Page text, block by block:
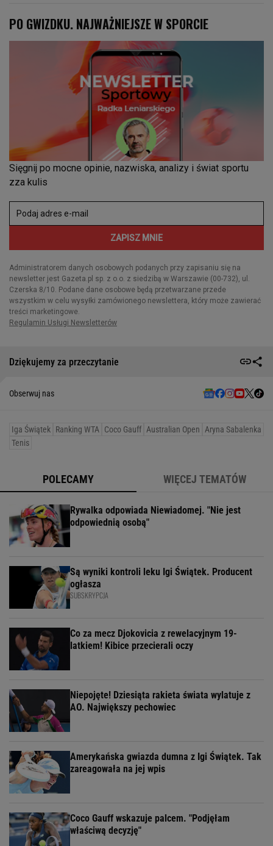
Dziękujemy za przeczytanie
Obserwuj nas
Iga Świątek Ranking WTA Coco Gauff Australian Open Aryna Sabalenka
Tenis
POLECAMY WIĘCEJ TEMATÓW
Rywalka odpowiada Niewiadomej. "Nie jest
odpowiednią osobą"
Są wyniki kontroli leku Igi Świątek. Producent
ogłasza
SUBSKRYPCJA
Co za mecz Djokovicia z rewelacyjnym 19-
latkiem! Kibice przecierali oczy
Niepojęte! Dziesiąta rakieta świata wylatuje z
AO. Największy pechowiec
Amerykańska gwiazda dumna z Igi Świątek. Tak
zareagowała na jej wpis
Coco Gauff wskazuje palcem. "Podjęłam
właściwą decyzję"